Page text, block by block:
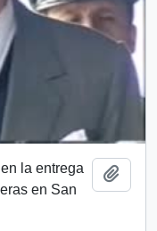
la entrega
en San